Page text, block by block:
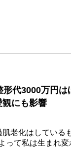
形代3000万円
観にも影響
老化はしている
って私は生まれ変